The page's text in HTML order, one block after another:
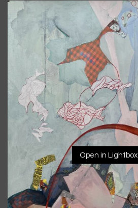
Open in Lightbox